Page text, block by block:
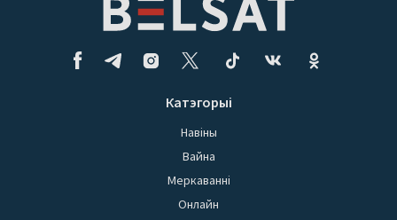
Катэгорыі
Навіны
Вайна
Меркаванні
Онлайн